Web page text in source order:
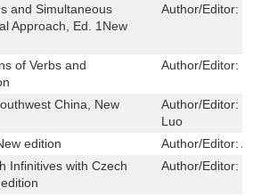
and Simultaneous
Approach, Ed. 1New
Author/Editor:
of Verbs and
Author/Editor:
China, New
Author/Editor:
Luo
edition
Author/Editor:
Infinitives with Czech
Author/Editor: